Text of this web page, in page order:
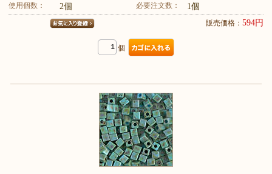
使用個数： 2個 必要注文数： 1個
販売価格： 594円
個